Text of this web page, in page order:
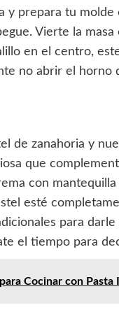
y prepara tu
Vierte la
en el centro,
no abrir el
de zanahoria y
que
con
esté
para
el tiempo para
Cocinar con